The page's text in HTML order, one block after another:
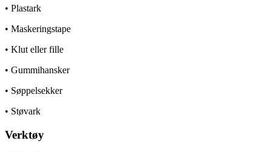
• Plastark
• Maskeringstape
• Klut eller fille
• Gummihansker
• Søppelsekker
• Støvark
Verktøy